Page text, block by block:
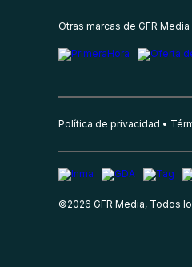
Otras marcas de GFR Media
Política de privacidad
©2026 GFR Media, Todos